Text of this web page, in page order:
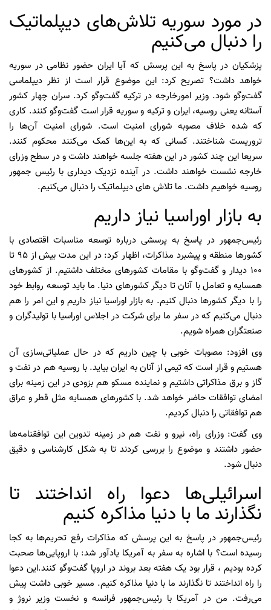
در مورد سوریه تلاش‌های دیپلماتیک
را دنبال می‌کنیم
پزشکیان در پاسخ به این پرسش که آیا ایران حضور نظامی در سوریه
خواهد داشت؟ تصریح کرد: این موضوع قرار است از نظر دیپلماسی
گفت‌وگو شود. وزیر امورخارجه در ترکیه گفت‌وگو کرد. سران چهار کشور
آستانه یعنی روسیه، ایران و ترکیه و سوریه قرار است گفت‌وگو کنند. کاری
که شده خلاف مصوبه شورای امنیت است. شورای امنیت آن‌ها را
تروریست شناختند. کسانی که به این‌ها کمک می‌کنند محکوم کنند.
سریعا این چند کشور در این هفته جلسه خواهند داشت و در سطح وزرای
خارجه نشست خواهند داشت. در آینده نزدیک دیداری با رئیس جمهور
روسیه خواهیم داشت. ما تلاش های دیپلماتیک را دنبال می‌کنیم.
به بازار اوراسیا نیاز داریم
رئیس‌جمهور در پاسخ به پرسشی درباره توسعه مناسبات اقتصادی با
کشورها منطقه و پیشبرد مذاکرات، اظهار کرد: در این مدت بیش از ۹۵ تا
۱۰۰ دیدار و گفت‌وگو با مقامات کشورهای مختلف داشتیم. از کشورهای
همسایه و تعامل با آنان تا دیگر کشورهای دنیا. ما باید توسعه روابط خود
را با دیگر کشورها دنبال کنیم. به بازار اوراسیا نیاز داریم و این امر را هم
دنبال می‌کنیم که در سفر ما برای شرکت در اجلاس اوراسیا با تولیدگران و
صنعتگران همراه شویم.
وی افزود: مصوبات خوبی با چین داریم که در حال عملیاتی‌سازی آن
هستیم و قرار است که تیمی از آنان به ایران بیاید. با روسیه هم در نفت و
گاز و برق مذاکراتی داشتیم و نماینده مسکو هم بزودی در این زمینه برای
امضای توافقات حاضر خواهد شد. با کشورهای همسایه مثل قطر و عراق
هم توافقاتی را دنبال کردیم.
وی گفت: وزرای راه، نیرو و نفت هم در زمینه تدوین این توافقنامه‌ها
حضور داشتند و موضوع را بررسی کردند تا به شکل کارشناسی و دقیق
دنبال شود.
اسرائیلی‌ها دعوا راه انداختند تا
نگذارند ما با دنیا مذاکره کنیم
رئیس‌جمهور در پاسخ به این پرسش که مذاکرات رفع تحریم‌ها به کجا
رسیده است؟ با اشاره به سفر به آمریکا یادآور شد: با اروپایی‌ها صحبت
کرده بودیم ، قرار بود یک هفته بعد بروند در اروپا گفت‌وگو کنند.این دعوا
را راه انداختند تا نگذارند ما با دنیا مذاکره کنیم. مسیر خوبی داشت پیش
می‌رفت. من در آمریکا با رئیس‌جمهور فرانسه و نخست وزیر نروژ و